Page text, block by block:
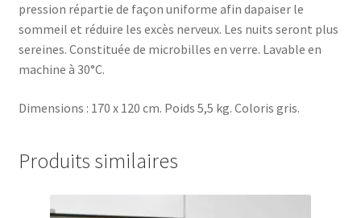
pression répartie de façon uniforme afin dapaiser le
sommeil et réduire les excès nerveux. Les nuits seront plus
sereines. Constituée de microbilles en verre. Lavable en
machine à 30°C.
Dimensions : 170 x 120 cm. Poids 5,5 kg. Coloris gris.
Produits similaires